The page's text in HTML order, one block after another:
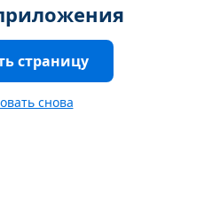
страницу
снова